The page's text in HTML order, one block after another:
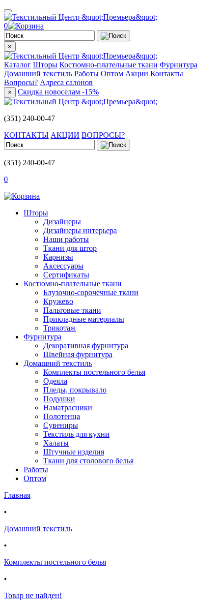
0
×
Каталог Шторы Костюмно-плательные ткани Фурнитура
Домашний текстиль Работы Оптом Акции Контакты
Вопросы? Адреса салонов
× Скидка новоселам -15%
(351) 240-00-47
КОНТАКТЫ АКЦИИ ВОПРОСЫ?
(351) 240-00-47
0
Шторы
Дизайнеры
Дизайнеры интерьера
Наши работы
Ткани для штор
Карнизы
Аксессуары
Сертификаты
Костюмно-плательные ткани
Блузочно-сорочечные ткани
Кружево
Пальтовые ткани
Прикладные материалы
Трикотаж
Фурнитура
Декоративная фурнитура
Швейная фурнитура
Домашний текстиль
Комплекты постельного белья
Одеяла
Пледы, покрывало
Подушки
Наматрасники
Полотенца
Сувениры
Текстиль для кухни
Халаты
Штучные изделия
Ткани для столового белья
Работы
Оптом
Главная
•
Домашний текстиль
•
Комплекты постельного белья
•
Товар не найден!